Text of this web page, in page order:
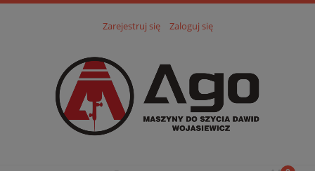
Zarejestruj się Zaloguj się